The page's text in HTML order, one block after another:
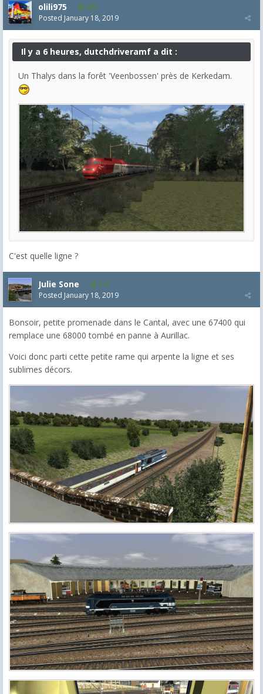
olili975 685
Posted January 18, 2019
Il y a 6 heures, dutchdriveramf a dit :
Un Thalys dans la forêt 'Veenbossen' près de Kerkedam.
C'est quelle ligne ?
Julie Sone 274
Posted January 18, 2019
Bonsoir, petite promenade dans le Cantal, avec une 67400 qui
remplace une 68000 tombé en panne à Aurillac.
Voici donc parti cette petite rame qui arpente la ligne et ses
sublimes décors.